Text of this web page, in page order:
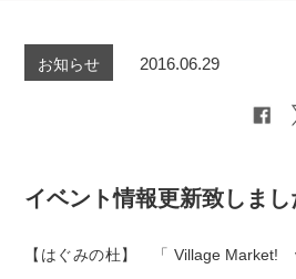
お知らせ 2016.06.29
イベント情報更新致しまし
【はぐみの杜】 「 Village Market!